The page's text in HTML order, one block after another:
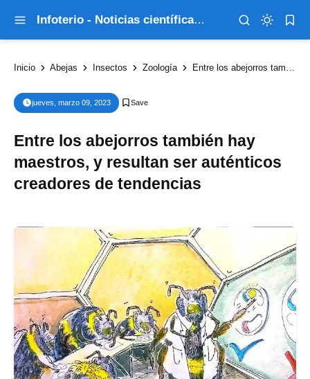
Infoterio - Noticias científicas que explican el mundo
Inicio Abejas Insectos Zoología Entre los abejorros también hay maestros, y resultan ser auténticos creadores de tendencias
jueves, marzo 09, 2023
Entre los abejorros también hay
maestros, y resultan ser auténticos
creadores de tendencias